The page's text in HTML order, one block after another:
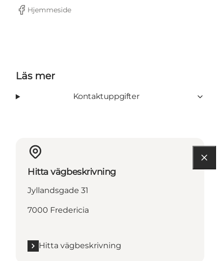
Facebook
Hjemmeside
Läs mer
Kontaktuppgifter
Hitta vägbeskrivning
Jyllandsgade 31
7000 Fredericia
Hitta vägbeskrivning